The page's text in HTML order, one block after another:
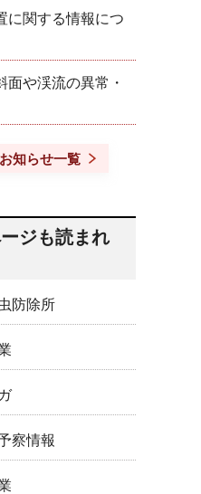
に関する情報につ
面や渓流の異常・
知らせ一覧
ジも読まれ
防除所
察情報